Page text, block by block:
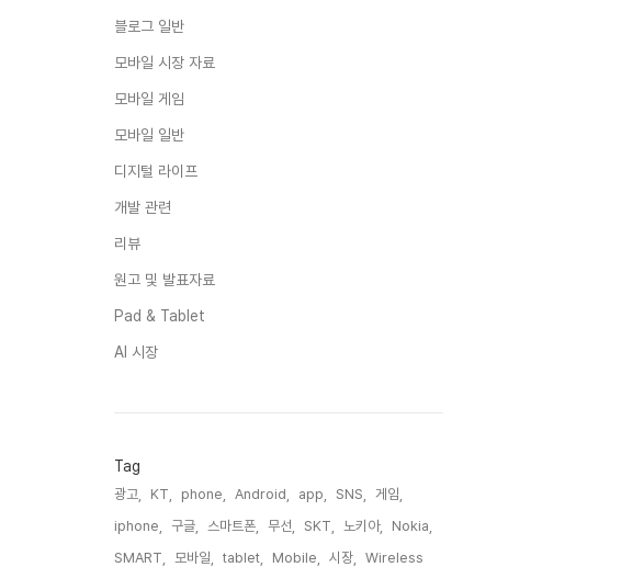
블로그 일반
모바일 시장 자료
모바일 게임
모바일 일반
디지털 라이프
개발 관련
리뷰
원고 및 발표자료
Pad & Tablet
AI 시장
Tag
광고, KT, phone, Android, app, SNS,
게임,
iphone,
구글, 스마트폰, 무선, SKT, 노키아,
Nokia,
SMART,
모바일, tablet, Mobile, 시장, Wireless,